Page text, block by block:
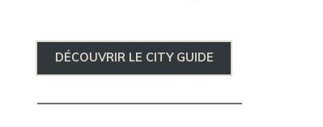
DÉCOUVRIR LE CITY GUIDE